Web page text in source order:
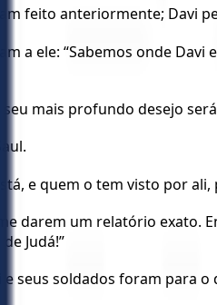
feito anteriormente; Davi
a ele: “Sabemos onde
seu mais profundo desejo
e quem o tem visto por
darem um relatório exato.
Judá!”
e seus soldados foram